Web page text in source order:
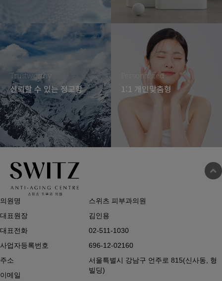
Trustworthy
신뢰할 수 있는 정교함
Personalized
1:1 개인맞춤형
의원명
대표원장
대표전화
사업자등록번호
주소
이메일
스위츠 피부과의원
김인용
02-511-1030
696-12-02160
서울특별시 강남구 언주로 815(신사동, 형
빌딩)